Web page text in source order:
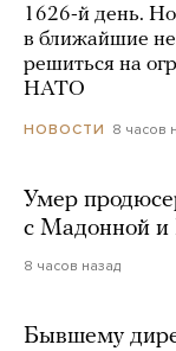
1626-й день.
в ближайшие
решиться на
НАТО
НОВОСТИ 8 часов
Умер
с Мадонной и
8 часов назад
Бывшему